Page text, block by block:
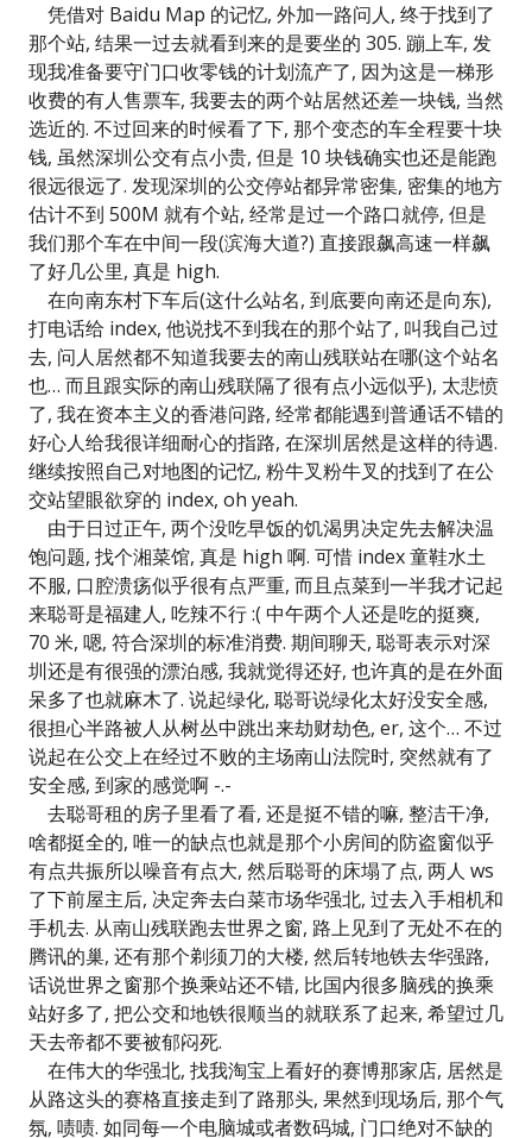
凭借对 Baidu Map 的记忆, 外加一路问人, 终于找到了
那个站, 结果一过去就看到来的是要坐的 305. 蹦上车, 发
现我准备要守门口收零钱的计划流产了, 因为这是一梯形
收费的有人售票车, 我要去的两个站居然还差一块钱, 当然
选近的. 不过回来的时候看了下, 那个变态的车全程要十块
钱, 虽然深圳公交有点小贵, 但是 10 块钱确实也还是能跑
很远很远了. 发现深圳的公交停站都异常密集, 密集的地方
估计不到 500M 就有个站, 经常是过一个路口就停, 但是
我们那个车在中间一段(滨海大道?) 直接跟飙高速一样飙
了好几公里, 真是 high.
在向南东村下车后(这什么站名, 到底要向南还是向东),
打电话给 index, 他说找不到我在的那个站了, 叫我自己过
去, 问人居然都不知道我要去的南山残联站在哪(这个站名
也… 而且跟实际的南山残联隔了很有点小远似乎), 太悲愤
了, 我在资本主义的香港问路, 经常都能遇到普通话不错的
好心人给我很详细耐心的指路, 在深圳居然是这样的待遇.
继续按照自己对地图的记忆, 粉牛叉粉牛叉的找到了在公
交站望眼欲穿的 index, oh yeah.
由于日过正午, 两个没吃早饭的饥渴男决定先去解决温
饱问题, 找个湘菜馆, 真是 high 啊. 可惜 index 童鞋水土
不服, 口腔溃疡似乎很有点严重, 而且点菜到一半我才记起
来聪哥是福建人, 吃辣不行 :( 中午两个人还是吃的挺爽,
70 米, 嗯, 符合深圳的标准消费. 期间聊天, 聪哥表示对深
圳还是有很强的漂泊感, 我就觉得还好, 也许真的是在外面
呆多了也就麻木了. 说起绿化, 聪哥说绿化太好没安全感,
很担心半路被人从树丛中跳出来劫财劫色, er, 这个… 不过
说起在公交上在经过不败的主场南山法院时, 突然就有了
安全感, 到家的感觉啊 -.-
去聪哥租的房子里看了看, 还是挺不错的嘛, 整洁干净,
啥都挺全的, 唯一的缺点也就是那个小房间的防盗窗似乎
有点共振所以噪音有点大, 然后聪哥的床塌了点, 两人 ws
了下前屋主后, 决定奔去白菜市场华强北, 过去入手相机和
手机去. 从南山残联跑去世界之窗, 路上见到了无处不在的
腾讯的巢, 还有那个剃须刀的大楼, 然后转地铁去华强路,
话说世界之窗那个换乘站还不错, 比国内很多脑残的换乘
站好多了, 把公交和地铁很顺当的就联系了起来, 希望过几
天去帝都不要被郁闷死.
在伟大的华强北, 找我淘宝上看好的赛博那家店, 居然是
从路这头的赛格直接走到了路那头, 果然到现场后, 那个气
氛, 啧啧. 如同每一个电脑城或者数码城, 门口绝对不缺的